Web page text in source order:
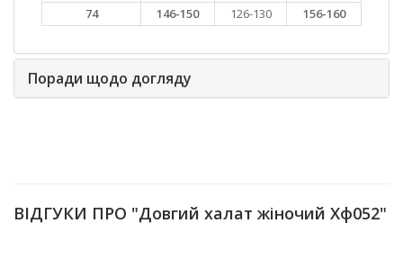
74
146-150 126-130 156-160
Поради щодо догляду
ВІДГУКИ ПРО "Довгий халат жіночий Хф052"